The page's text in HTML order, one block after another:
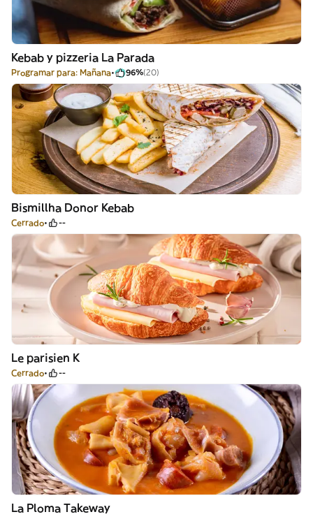
Kebab y pizzeria La Parada
Programar para: Mañana 96%(20)
Bismillha Donor Kebab
Cerrado --
Le parisien K
Cerrado --
La Ploma Takeway